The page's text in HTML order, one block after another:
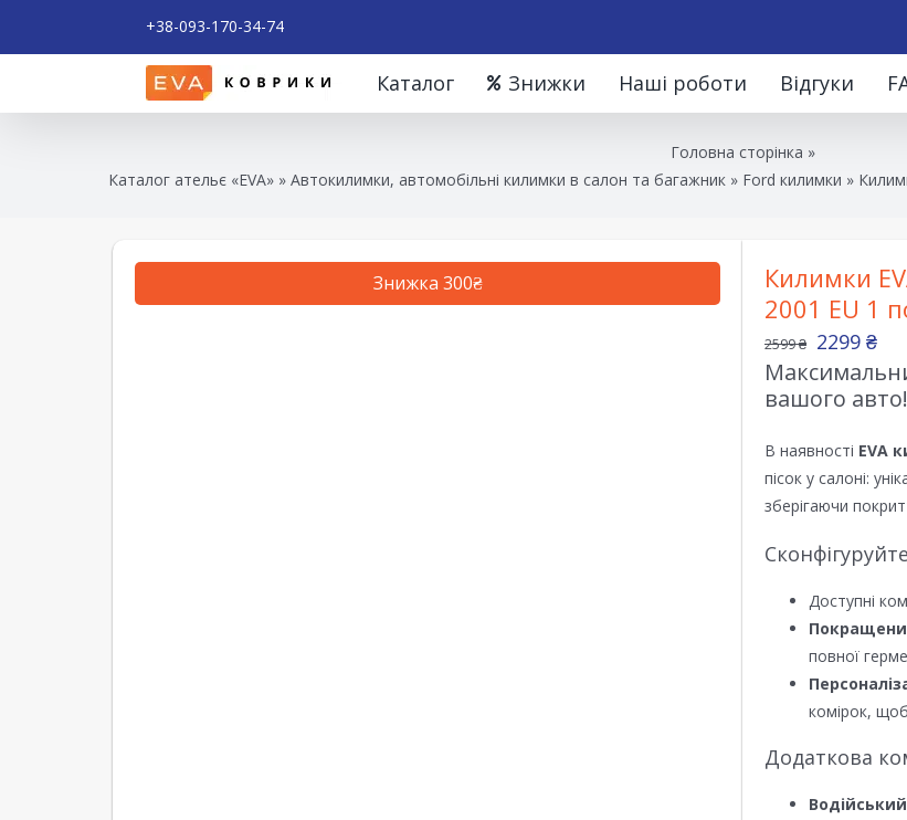
+38-093-170-34-74
Каталог Знижки Наші роботи Відгуки
Головна сторінка »
Каталог ательє «EVA» » Автокилимки, автомобільні килимки в салон та багажник » Ford килимки »
Знижка 300₴
Килимки
2001 EU 1
2599₴ 2299 ₴
вашого авто!
В наявності EVA
пісок у салоні:
зберігаючи
Доступні
повної
комірок,
Додаткова